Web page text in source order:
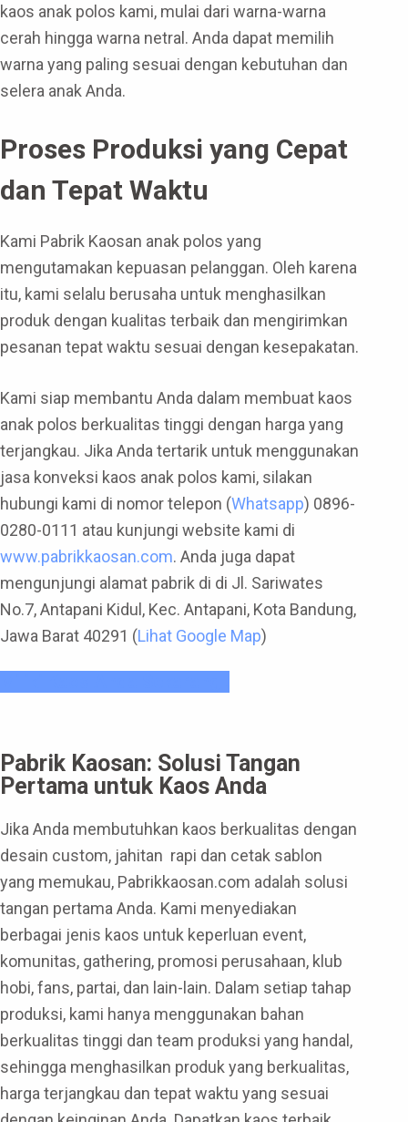
kaos anak polos kami, mulai dari warna-warna
cerah hingga warna netral. Anda dapat memilih
warna yang paling sesuai dengan kebutuhan dan
selera anak Anda.
Proses Produksi yang Cepat
dan Tepat Waktu
Kami Pabrik Kaosan anak polos yang
mengutamakan kepuasan pelanggan. Oleh karena
itu, kami selalu berusaha untuk menghasilkan
produk dengan kualitas terbaik dan mengirimkan
pesanan tepat waktu sesuai dengan kesepakatan.
Kami siap membantu Anda dalam membuat kaos
anak polos berkualitas tinggi dengan harga yang
terjangkau. Jika Anda tertarik untuk menggunakan
jasa konveksi kaos anak polos kami, silakan
hubungi kami di nomor telepon (Whatsapp) 0896-
0280-0111 atau kunjungi website kami di
www.pabrikkaosan.com. Anda juga dapat
mengunjungi alamat pabrik di di Jl. Sariwates
No.7, Antapani Kidul, Kec. Antapani, Kota Bandung,
Jawa Barat 40291 (Lihat Google Map)
Pabrik Kaosan: Solusi Tangan
Pertama untuk Kaos Anda
Jika Anda membutuhkan kaos berkualitas dengan
desain custom, jahitan rapi dan cetak sablon
yang memukau, Pabrikkaosan.com adalah solusi
tangan pertama Anda. Kami menyediakan
berbagai jenis kaos untuk keperluan event,
komunitas, gathering, promosi perusahaan, klub
hobi, fans, partai, dan lain-lain. Dalam setiap tahap
produksi, kami hanya menggunakan bahan
berkualitas tinggi dan team produksi yang handal,
sehingga menghasilkan produk yang berkualitas,
harga terjangkau dan tepat waktu yang sesuai